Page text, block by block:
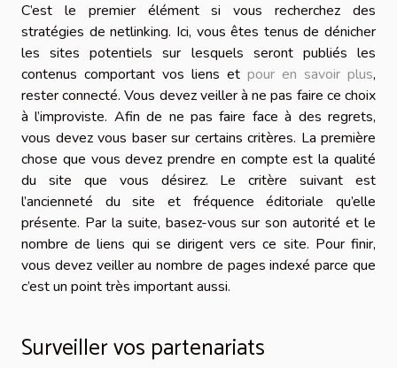
C’est le premier élément si vous recherchez des
stratégies de netlinking. Ici, vous êtes tenus de dénicher
les sites potentiels sur lesquels seront publiés les
contenus comportant vos liens et pour en savoir plus,
rester connecté. Vous devez veiller à ne pas faire ce choix
à l’improviste. Afin de ne pas faire face à des regrets,
vous devez vous baser sur certains critères. La première
chose que vous devez prendre en compte est la qualité
du site que vous désirez. Le critère suivant est
l’ancienneté du site et fréquence éditoriale qu’elle
présente. Par la suite, basez-vous sur son autorité et le
nombre de liens qui se dirigent vers ce site. Pour finir,
vous devez veiller au nombre de pages indexé parce que
c’est un point très important aussi.
Surveiller vos partenariats